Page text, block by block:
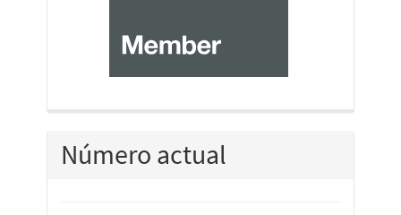
Número actual